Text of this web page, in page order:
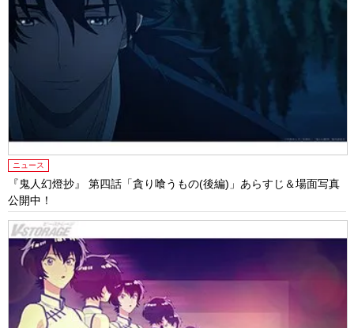
ニュース
『鬼人幻燈抄』 第四話「貪り喰うもの(後編)」あらすじ＆場面写真
公開中！